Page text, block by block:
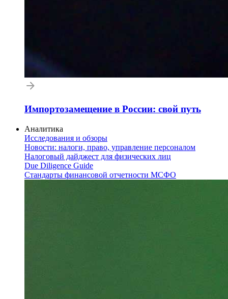
Импортозамещение в России: свой путь
Аналитика
Исследования и обзоры
Новости: налоги, право, управление персоналом
Налоговый дайджест для физических лиц
Due Diligence Guide
Стандарты финансовой отчетности МСФО